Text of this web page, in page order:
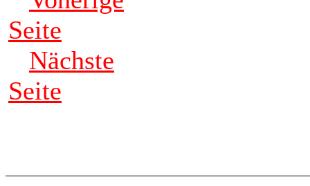
Seite
Nächste
Seite